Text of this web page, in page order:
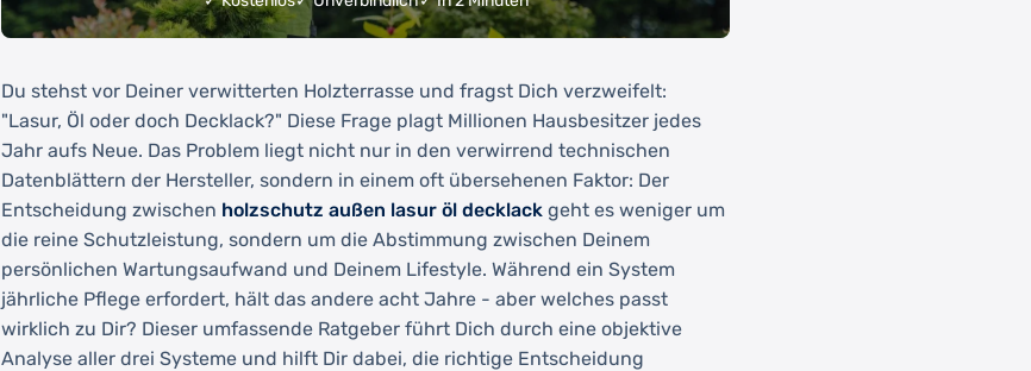
Du stehst vor Deiner verwitterten Holzterrasse und fragst Dich verzweifelt:
"Lasur, Öl oder doch Decklack?" Diese Frage plagt Millionen Hausbesitzer jedes
Jahr aufs Neue. Das Problem liegt nicht nur in den verwirrend technischen
Datenblättern der Hersteller, sondern in einem oft übersehenen Faktor: Der
Entscheidung zwischen holzschutz außen lasur öl decklack geht es weniger um
die reine Schutzleistung, sondern um die Abstimmung zwischen Deinem
persönlichen Wartungsaufwand und Deinem Lifestyle. Während ein System
jährliche Pflege erfordert, hält das andere acht Jahre - aber welches passt
wirklich zu Dir? Dieser umfassende Ratgeber führt Dich durch eine objektive
Analyse aller drei Systeme und hilft Dir dabei, die richtige Entscheidung